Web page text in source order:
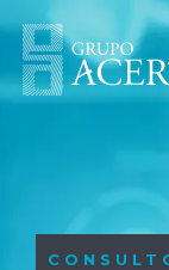
SOBRE O